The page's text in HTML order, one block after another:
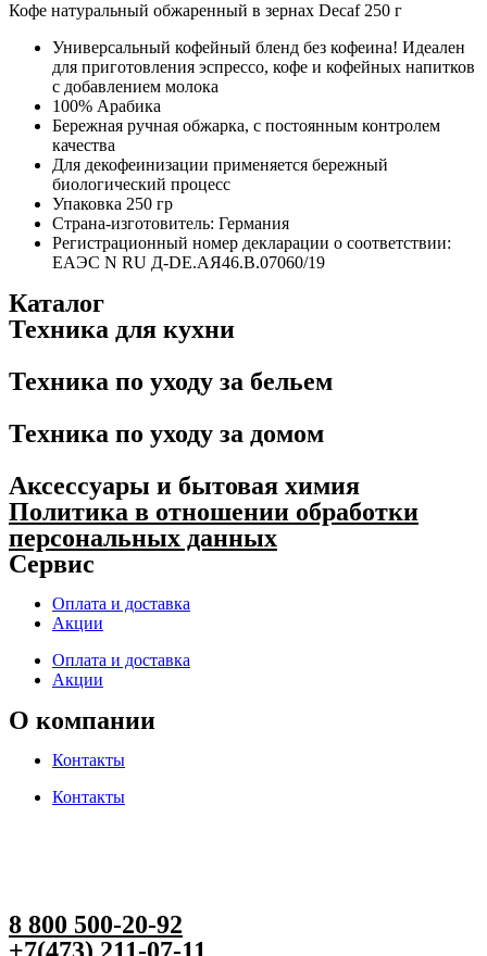
Decaf
quantity
Кофе натуральный обжаренный в зернах Decaf 250 г
Универсальный кофейный бленд без кофеина! Идеален
для приготовления эспрессо, кофе и кофейных напитков
с добавлением молока
100% Арабика
Бережная ручная обжарка, с постоянным контролем
качества
Для декофеинизации применяется бережный
биологический процесс
Упаковка 250 гр
Страна-изготовитель: Германия
Регистрационный номер декларации о соответствии:
ЕАЭС N RU Д-DE.АЯ46.В.07060/19
Каталог
Техника для кухни
Техника по уходу за бельем
Техника по уходу за домом
Аксессуары и бытовая химия
Политика в отношении обработки
персональных данных
Сервис
Оплата и доставка
Акции
Оплата и доставка
Акции
О компании
Контакты
Контакты
8 800 500-20-92